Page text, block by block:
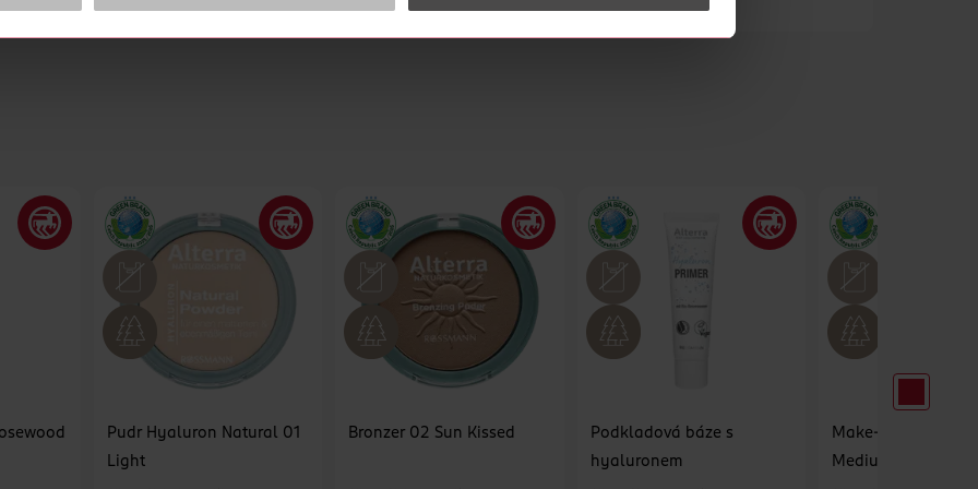
<
Díky krémové textuře se tvářenka snadno nanáší a roztírá.
Pudr Hyaluron Natural 01
Light
Bronzer 02 Sun Kissed
Podkladová báze s
hyaluronem
Make-up Anti-Age
Medium